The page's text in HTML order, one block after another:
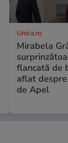
Unica.ro
Mirabela
flancată de
aflat
de Apel